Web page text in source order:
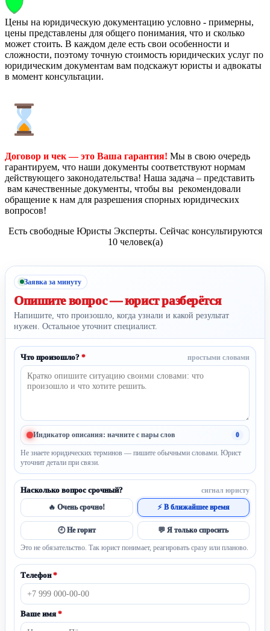
Цены на юридическую документацию условно - примерны,
цены представлены для общего понимания, что и сколько
может стоить. В каждом деле есть свои особенности и
сложности, поэтому точную стоимость юридических услуг по
юридическим документам вам подскажут юристы и адвокаты
в момент консультации.
Договор и чек — это Ваша гарантия! Мы в свою очередь
гарантируем, что наши документы соответствуют нормам
действующего законодательства! Наша задача – представить
вам качественные документы, чтобы вы рекомендовали
обращение к нам для разрешения спорных юридических
вопросов!
Есть свободные Юристы Эксперты. Сейчас консультируются
10 человек(а)
Заявка за минуту
Опишите вопрос —юрист разберётся
Напишите, что произошло, когда узнали и какой результат
нужен. Остальное уточнит специалист.
Что произошло? * простыми словами
Индикатор описания: начните с пары слов 0
Не знаете юридических терминов — пишите обычными словами. Юрист
уточнит детали при связи.
Насколько вопрос срочный? сигнал юристу
🔥 Очень срочно! ⚡ В ближайшее время
🕘 Не горит 💬 Я только спросить
Это не обязательство. Так юрист понимает, реагировать сразу или планово.
Телефон*
Ваше имя*